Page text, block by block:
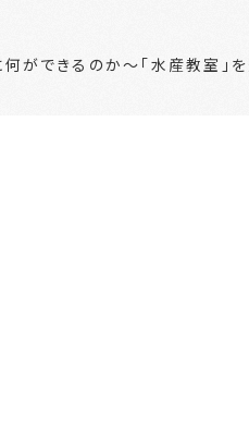
ができるのか～「水産教室」